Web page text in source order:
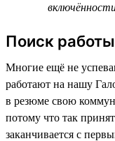
Поиск работы
Многие ещё не
работают на нашу
в резюме свою
потому что так
заканчивается с